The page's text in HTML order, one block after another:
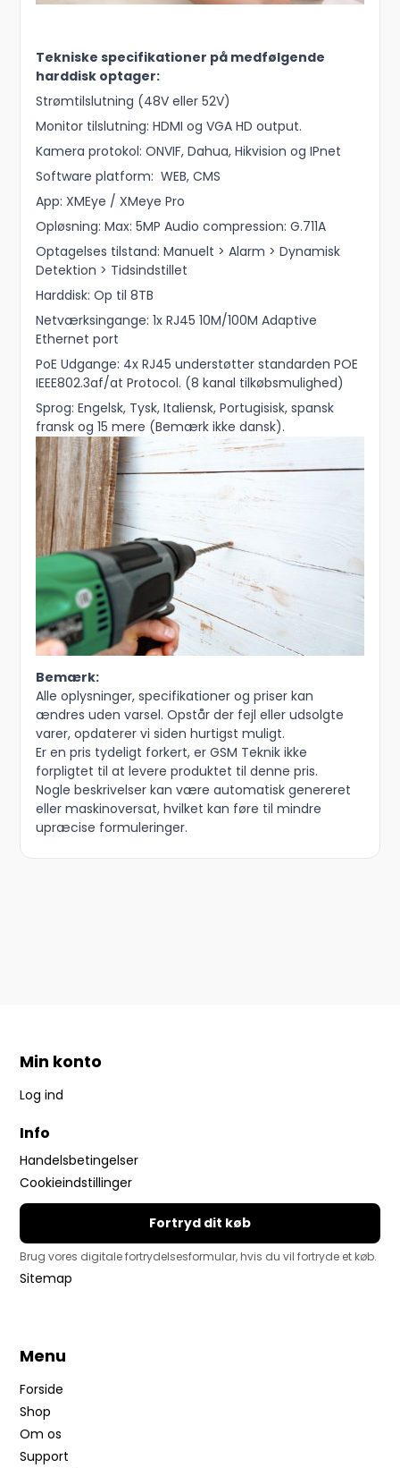
Tekniske specifikationer på medfølgende
harddisk optager:
Strømtilslutning (48V eller 52V)
Monitor tilslutning: HDMI og VGA HD output.
Kamera protokol: ONVIF, Dahua, Hikvision og IPnet
Software platform: WEB, CMS
App: XMEye / XMeye Pro
Opløsning: Max: 5MP Audio compression: G.711A
Optagelses tilstand: Manuelt > Alarm > Dynamisk
Detektion > Tidsindstillet
Harddisk: Op til 8TB
Netværksingange: 1x RJ45 10M/100M Adaptive
Ethernet port
PoE Udgange: 4x RJ45 understøtter standarden POE
IEEE802.3af/at Protocol. (8 kanal tilkøbsmulighed)
Sprog: Engelsk, Tysk, Italiensk, Portugisisk, spansk
fransk og 15 mere (Bemærk ikke dansk).
Bemærk:
Alle oplysninger, specifikationer og priser kan
ændres uden varsel. Opstår der fejl eller udsolgte
varer, opdaterer vi siden hurtigst muligt.
Er en pris tydeligt forkert, er GSM Teknik ikke
forpligtet til at levere produktet til denne pris.
Nogle beskrivelser kan være automatisk genereret
eller maskinoversat, hvilket kan føre til mindre
upræcise formuleringer.
Min konto
Log ind
Info
Handelsbetingelser
Cookieindstillinger
Fortryd dit køb
Brug vores digitale fortrydelsesformular, hvis du vil fortryde et køb.
Sitemap
Menu
Forside
Shop
Om os
Support